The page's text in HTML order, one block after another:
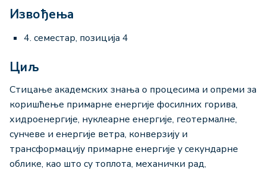
Извођења
4. семестар, позиција 4
Циљ
Стицање академских знања о процесима и опреми за
коришћење примарне енергије фосилних горива,
хидроенергије, нуклеарне енергије, геотермалне,
сунчеве и енергије ветра, конверзију и
трансформацију примарне енергије у секундарне
облике, као што су топлота, механички рад,